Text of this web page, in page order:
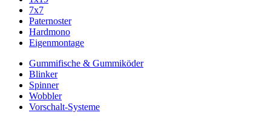
7x7
Paternoster
Hardmono
Eigenmontage
Gummifische & Gummiköder
Blinker
Spinner
Wobbler
Vorschalt-Systeme